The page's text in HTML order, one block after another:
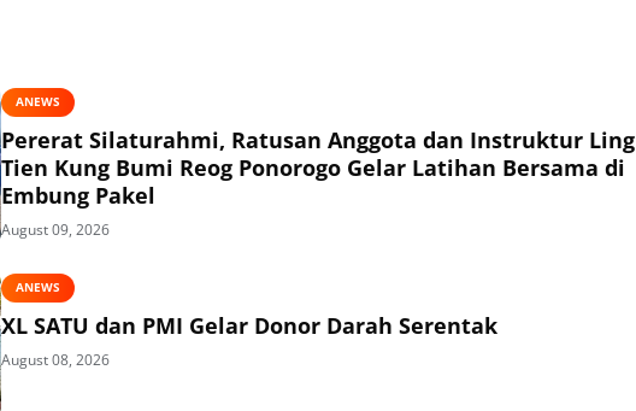
ANEWS
Pererat Silaturahmi, Ratusan Anggota dan Instruktur Ling
Tien Kung Bumi Reog Ponorogo Gelar Latihan Bersama di
Embung Pakel
August 09, 2026
ANEWS
XL SATU dan PMI Gelar Donor Darah Serentak
August 08, 2026